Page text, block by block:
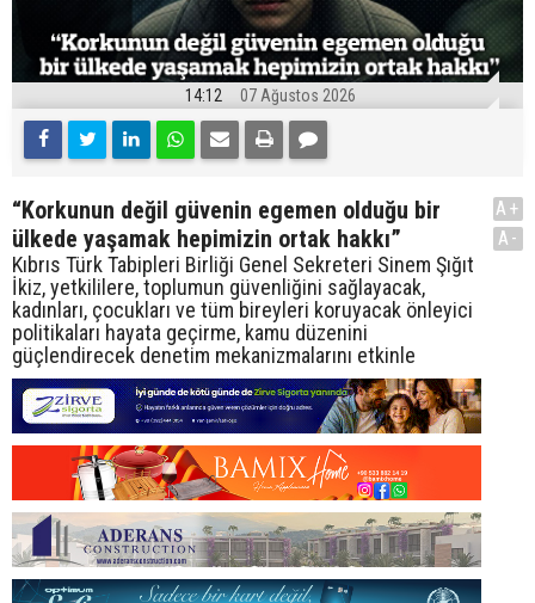
14:12 07 Ağustos 2026
“Korkunun değil güvenin egemen olduğu bir
ülkede yaşamak hepimizin ortak hakkı”
Kıbrıs Türk Tabipleri Birliği Genel Sekreteri Sinem Şığıt
İkiz, yetkililere, toplumun güvenliğini sağlayacak,
kadınları, çocukları ve tüm bireyleri koruyacak önleyici
politikaları hayata geçirme, kamu düzenini
güçlendirecek denetim mekanizmalarını etkinle
A+
A-